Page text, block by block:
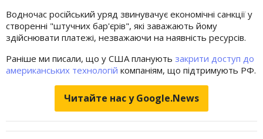
Водночас російський уряд звинувачує економічні санкції у
створенні "штучних бар'єрів", які заважають йому
здійснювати платежі, незважаючи на наявність ресурсів.
Раніше ми писали, що у США планують закрити доступ до
американських технологій компаніям, що підтримують РФ.
Читайте нас у Google.News